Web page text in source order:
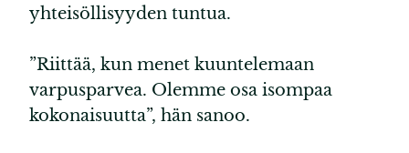
yhteisöllisyyden tuntua.
”Riittää, kun menet kuuntelemaan
varpusparvea. Olemme osa isompaa
kokonaisuutta”, hän sanoo.